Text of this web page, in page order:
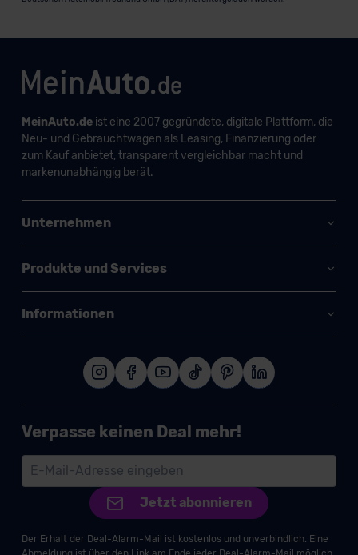
MeinAuto.deist eine 2007 gegründete, digitale Plattform, die
Neu- und Gebrauchtwagen als Leasing, Finanzierung oder
zum Kauf anbietet, transparent vergleichbar macht und
markenunabhängig berät.
Unternehmen
Produkte und Services
Informationen
Verpasse keinen Deal mehr!
Jetzt abonnieren
Der Erhalt der Deal-Alarm-Mail ist kostenlos und unverbindlich. Eine